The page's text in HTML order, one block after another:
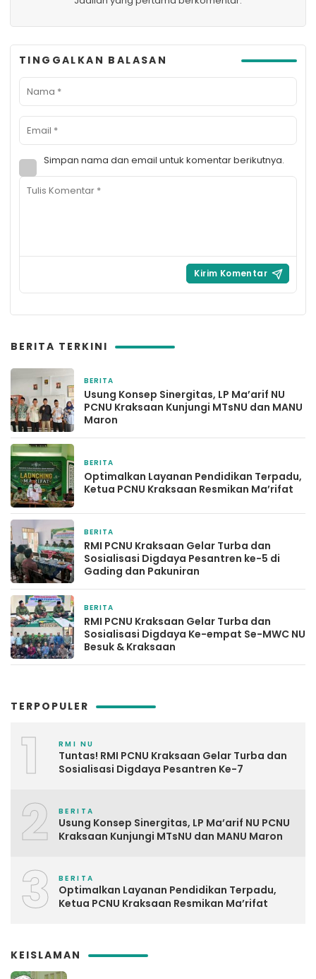
TINGGALKAN BALASAN
Simpan nama dan email untuk komentar berikutnya.
BERITA TERKINI
BERITA
Usung Konsep Sinergitas, LP Ma’arif NU
PCNU Kraksaan Kunjungi MTsNU dan MANU
Maron
BERITA
Optimalkan Layanan Pendidikan Terpadu,
Ketua PCNU Kraksaan Resmikan Ma’rifat
BERITA
RMI PCNU Kraksaan Gelar Turba dan
Sosialisasi Digdaya Pesantren ke-5 di
Gading dan Pakuniran
BERITA
RMI PCNU Kraksaan Gelar Turba dan
Sosialisasi Digdaya Ke-empat Se-MWC NU
Besuk & Kraksaan
TERPOPULER
1 RMI NU
Tuntas! RMI PCNU Kraksaan Gelar Turba dan
Sosialisasi Digdaya Pesantren Ke-7
2 BERITA
Usung Konsep Sinergitas, LP Ma’arif NU PCNU
Kraksaan Kunjungi MTsNU dan MANU Maron
3 BERITA
Optimalkan Layanan Pendidikan Terpadu,
Ketua PCNU Kraksaan Resmikan Ma’rifat
KEISLAMAN